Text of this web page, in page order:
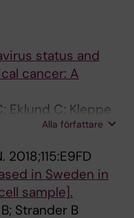
status and
cancer: A
Eklund C; Kleppe
Dillner J; Sparen P;
Alla författare
2018;115:E9FD
in Sweden in
sample].
Strander B